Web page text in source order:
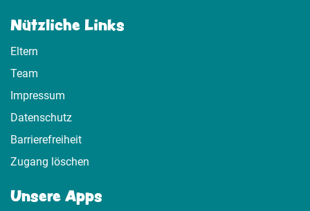
Nützliche Links
Eltern
Team
Impressum
Datenschutz
Barrierefreiheit
Zugang löschen
Unsere Apps